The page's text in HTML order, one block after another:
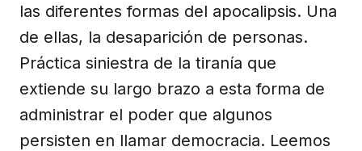
las diferentes formas del apocalipsis. Una
de ellas, la desaparición de personas.
Práctica siniestra de la tiranía que
extiende su largo brazo a esta forma de
administrar el poder que algunos
persisten en llamar democracia. Leemos